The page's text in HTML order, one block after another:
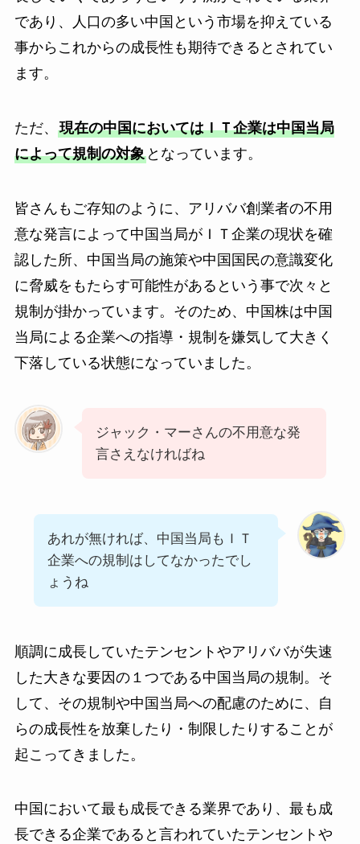
であり、人口の多い中国という市場を抑えている
事からこれからの成長性も期待できるとされてい
ます。
ただ、 現在の中国においてはＩＴ企業は中国当局
によって規制の対象となっています。
皆さんもご存知のように、アリババ創業者の不用
意な発言によって中国当局がＩＴ企業の現状を確
認した所、中国当局の施策や中国国民の意識変化
に脅威をもたらす可能性があるという事で次々と
規制が掛かっています。そのため、中国株は中国
当局による企業への指導・規制を嫌気して大きく
下落している状態になっていました。
ジャック・マーさんの不用意な発
言さえなければね
あれが無ければ、中国当局もＩＴ
企業への規制はしてなかったでし
ょうね
順調に成長していたテンセントやアリババが失速
した大きな要因の１つである中国当局の規制。そ
して、その規制や中国当局への配慮のために、自
らの成長性を放棄したり・制限したりすることが
起こってきました。
中国において最も成長できる業界であり、最も成
長できる企業であると言われていたテンセントや